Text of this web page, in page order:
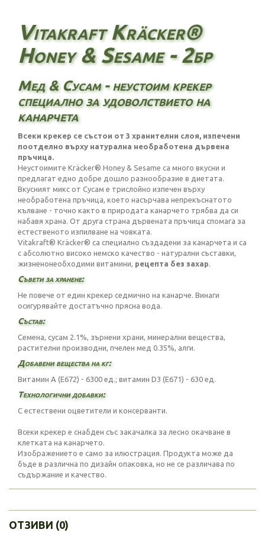
Vitakraft Kräcker®
Honey & Sesame - 2бр
Мед & Сусам - неустоим крекер
специално за удоволствието на
канарчета
Всеки крекер се състои от 3 хранителни слоя, изпечени
поотделно върху натурална необработена дървена
пръчица.
Неустоимите Kräcker® Honey & Sesame са много вкусни и
предлагат едно добре дошло разнообразие в диетата.
Вкусният микс от Сусам е трислойно изпечен върху
необработена пръчица, което насърчава непрекъснатото
кълване - точно както в природата канарчето трябва да си
набавя храна. От друга страна дървената пръчица спомага за
естественото изпилване на човката.
Vitakraft® Kräcker® са специално създадени за канарчета и са
с абсолютно високо немско качество - натурални съставки,
жизненонеобходими витамини, рецепта без захар.
Съвети за хранене:
Не повече от един крекер седмично на канарче. Винаги
осигурявайте достатъчно прясна вода.
Състав:
Семена, сусам 2.1%, зърнени храни, минерални вещества,
растителни производни, пчелен мед 0.35%, алги.
Добавени вещества на кг:
Витамин А (Е672) - 6300 ед.; витамин D3 (E671) - 630 ед.
Технологични добавки:
С естествени оцветители и консерванти.
Всеки крекер е снабден със закачалка за лесно окачване в
клетката на канарчето.
Изображението е само за илюстрация. Продукта може да
бъде в различна по дизайн опаковка, но не се различава по
съдържание и качество.
ОТЗИВИ (0)